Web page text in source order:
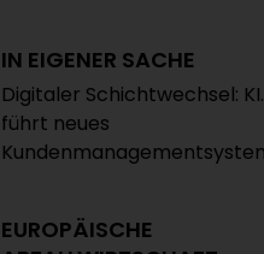
IN EIGENER SACHE
Digitaler Schichtwechsel:
führt neues
EUROPÄISCHE